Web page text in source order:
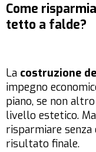
Come
tetto a falde?
La costruzione
impegno
piano, se non
livello estetico.
risparmiare
risultato finale.